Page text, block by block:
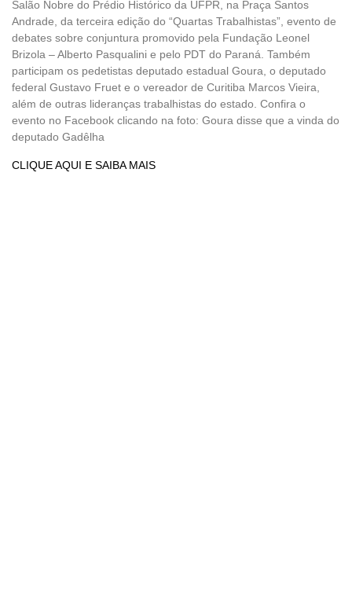
Salão Nobre do Prédio Histórico da UFPR, na Praça Santos
Andrade, da terceira edição do “Quartas Trabalhistas”, evento de
debates sobre conjuntura promovido pela Fundação Leonel
Brizola – Alberto Pasqualini e pelo PDT do Paraná. Também
participam os pedetistas deputado estadual Goura, o deputado
federal Gustavo Fruet e o vereador de Curitiba Marcos Vieira,
além de outras lideranças trabalhistas do estado. Confira o
evento no Facebook clicando na foto: Goura disse que a vinda do
deputado Gadêlha
CLIQUE AQUI E SAIBA MAIS